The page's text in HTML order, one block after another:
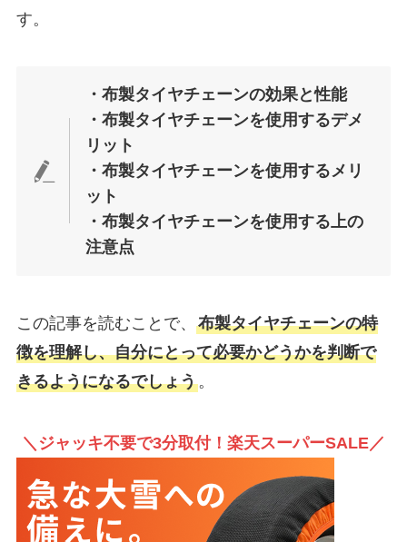
す。
・布製タイヤチェーンの効果と性能
・布製タイヤチェーンを使用するデメ
リット
・布製タイヤチェーンを使用するメリ
ット
・布製タイヤチェーンを使用する上の
注意点
この記事を読むことで、 布製タイヤチェーンの特
徴を理解し、自分にとって必要かどうかを判断で
きるようになるでしょう。
＼ジャッキ不要で3分取付！楽天スーパーSALE／